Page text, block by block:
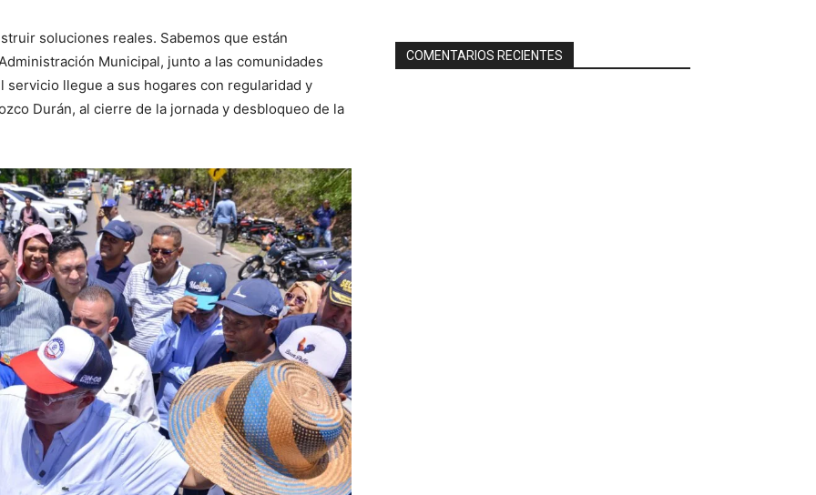
soluciones reales. Sabemos que están
Municipal, junto a las comunidades
servicio llegue a sus hogares con regularidad y
Durán, al cierre de la jornada y desbloqueo de la
COMENTARIOS RECIENTES